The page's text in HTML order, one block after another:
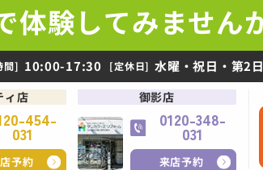
体験してみません
間] 10:00-17:30 [定休日] 水曜・祝日・第2
ィ店
454-
031
予約
御影店
0120-348-
031
来店予約